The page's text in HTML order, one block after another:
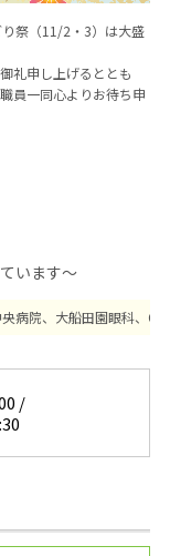
り祭（11/2・3）は大盛
礼申し上げるととも
員一同心よりお待ち申
います～
船田園眼科、OFUNA
/